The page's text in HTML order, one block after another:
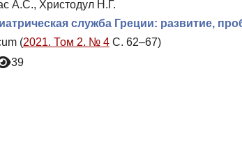
А.С., Христодул Н.Г.
служба Греции: развитие,
(2021. Том 2. № 4 С. 62–67)
39